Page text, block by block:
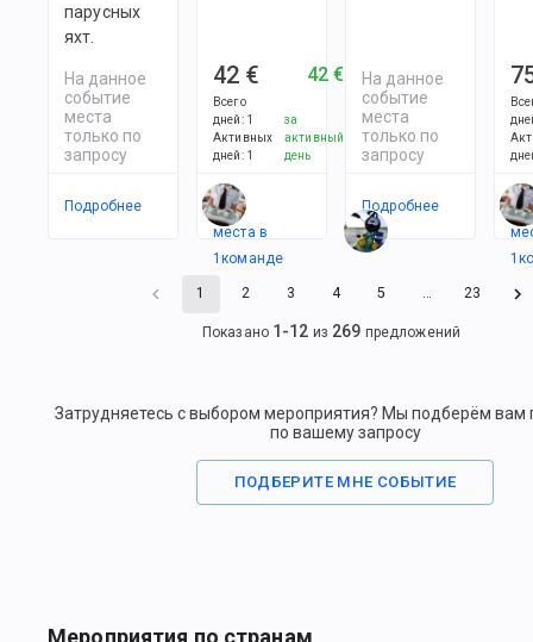
парусных
яхт.
На данное
событие
места
только по
запросу
Подробнее
42 €
Всего
дней: 1
Активных
дней: 1
42 €
за
активный
день
Есть
места в
1командe
На данное
событие
места
только по
запросу
Подробнее
1
1 2 3 4 5 … 23
Показано 1 -12 из 269 предложений
Затрудняетесь с выбором мероприятия? Мы подберём вам
по вашему запросу
ПОДБЕРИТЕ МНЕ СОБЫТИЕ
Мероприятия по странам